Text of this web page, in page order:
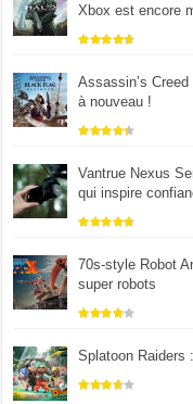
Xbox est encore
Assassin’s
à nouveau !
Vantrue Nexus
qui inspire
70s-style Robot
super robots
Splatoon Raiders